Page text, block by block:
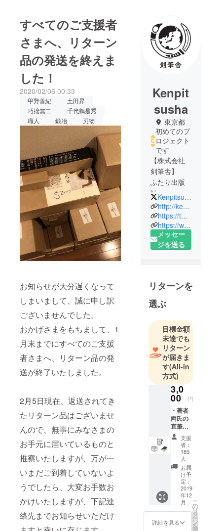
すべてのご支援者
さまへ、リターン
品の発送を終えま
した！
2020/02/06 00:33
甲野善紀
土田昇
巧拙無二
千代鶴是秀
職人
鍛冶 刃物
お知らせが大分遅くなって
しまいまして、誠に申し訳
ございませんでした。
おかげさまをもちまして、1
月末までにすべてのご支援
者さまへ、リターン品の発
送が終了いたしました。
2月5日現在、返送されてき
たリターン品はございませ
んので、無事にみなさまの
お手元に届いているものと
推察いたしますが、万が一
いまだご到着していないよ
うでしたら、大変お手数お
かけいたしますが、下記連
絡先までお知らせいただけ
Kenpit
susha
東京都
初めてのプ
ロジェクト
です
【株式会社
剣筆舎】
ふたり出版
社。
代表・永田
勝久（法
名・釈信
歓）。1967
年、千葉生
局長、コ
ミック局次
長を経て、
職。翌年、
剣筆舎創
業。電子書
籍「歴史行
路文庫」ア
ドバイ
ザー。25年
ほどの編集
生活で、500
を超える作
品に携わ
る。日本最
初のカル
チャーセン
ター・産経
学園の小説
講座で講師
を務めた経
験も。新し
Kenpitsusha
http://kenpitsusha.jp/
https://twitter.com/Kenpitsusha
https://www.facebook.com/Kenpitsusha/
メッセー
ジを送る
リターンを
選ぶ
目標金額
未達でも
リターン
が届きま
す(All-in
方式)
3,0
00 円
・著者
両氏の
直筆お
礼状 ・
巻末お
名前ク
レジッ
ト ・書
籍1部
著者
ふたり
が感謝
の意を
込めて
直筆で
支援
者：
185
人
お届
け予
定：
2019
年12
月
詳細を見る
こ
の
リ
タ
ー
ン
を